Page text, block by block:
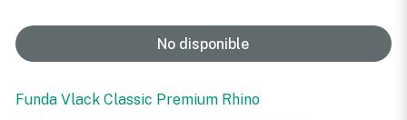
No disponible
Funda Vlack Classic Premium Rhino